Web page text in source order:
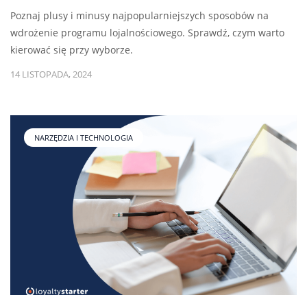
Poznaj plusy i minusy najpopularniejszych sposobów na
wdrożenie programu lojalnościowego. Sprawdź, czym warto
kierować się przy wyborze.
14 LISTOPADA, 2024
NARZĘDZIA I TECHNOLOGIA